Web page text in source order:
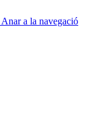
Anar a la navegació